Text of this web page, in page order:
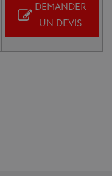
DEMANDER
UN DEVIS